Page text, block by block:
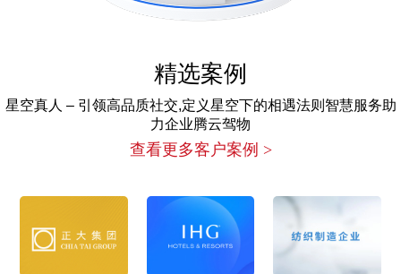
精选案例
星空真人 – 引领高品质社交,定义星空下的相遇法则智慧服务助
力企业腾云驾物
查看更多客户案例 >